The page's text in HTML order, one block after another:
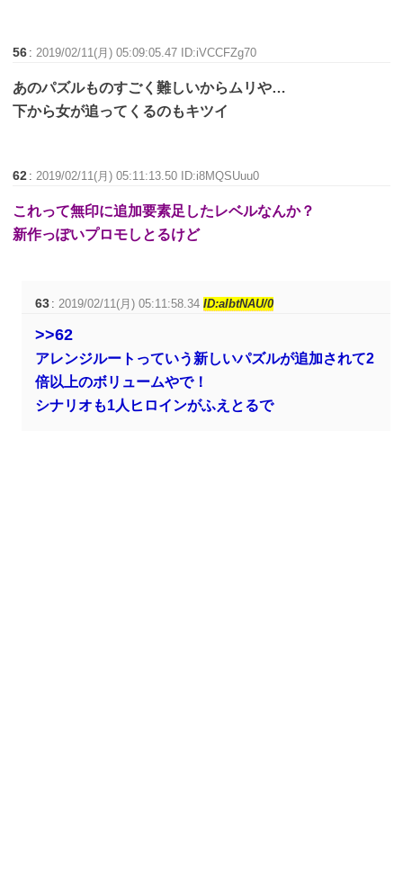
56 : 2019/02/11(月) 05:09:05.47 ID:iVCCFZg70
あのパズルものすごく難しいからムリや…
下から女が追ってくるのもキツイ
62 : 2019/02/11(月) 05:11:13.50 ID:i8MQSUuu0
これって無印に追加要素足したレベルなんか？
新作っぽいプロモしとるけど
63 : 2019/02/11(月) 05:11:58.34ID:aIbtNAU/0
>>62
アレンジルートっていう新しいパズルが追加されて2
倍以上のボリュームやで！
シナリオも1人ヒロインがふえとるで